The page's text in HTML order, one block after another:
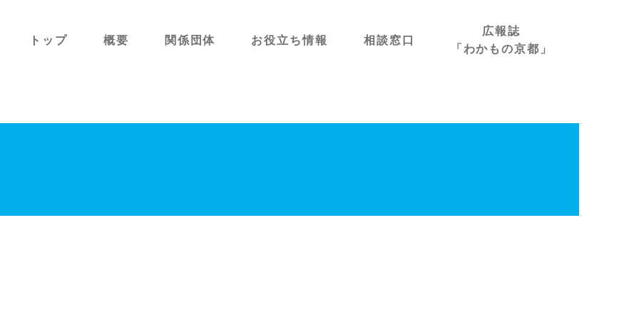
トップ 概要 関係団体 お役立ち情報 相談窓口
広報誌
「わかもの京都」